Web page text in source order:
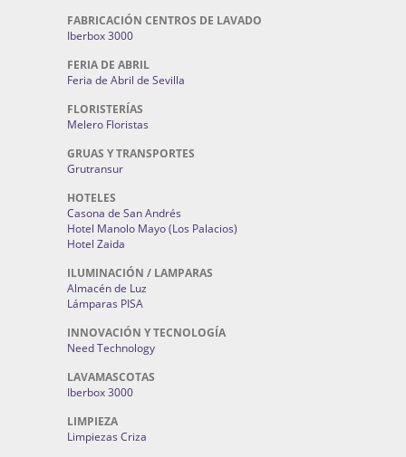
FABRICACIÓN CENTROS DE LAVADO
Iberbox 3000
FERIA DE ABRIL
Feria de Abril de Sevilla
FLORISTERÍAS
Melero Floristas
GRUAS Y TRANSPORTES
Grutransur
HOTELES
Casona de San Andrés
Hotel Manolo Mayo (Los Palacios)
Hotel Zaida
ILUMINACIÓN / LAMPARAS
Almacén de Luz
Lámparas PISA
INNOVACIÓN Y TECNOLOGÍA
Need Technology
LAVAMASCOTAS
Iberbox 3000
LIMPIEZA
Limpiezas Criza